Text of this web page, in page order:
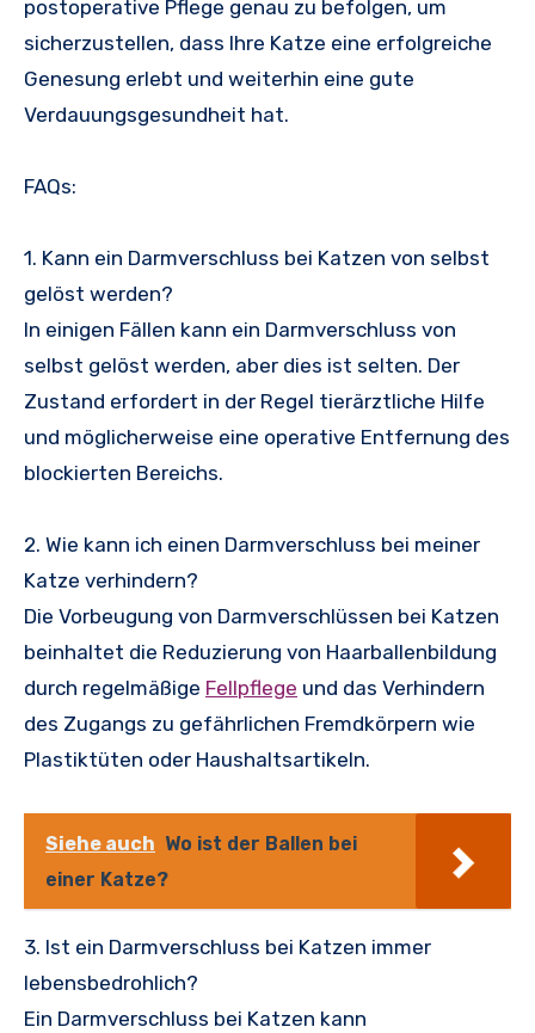
postoperative Pflege genau zu befolgen, um
sicherzustellen, dass Ihre Katze eine erfolgreiche
Genesung erlebt und weiterhin eine gute
Verdauungsgesundheit hat.
FAQs:
1. Kann ein Darmverschluss bei Katzen von selbst
gelöst werden?
In einigen Fällen kann ein Darmverschluss von
selbst gelöst werden, aber dies ist selten. Der
Zustand erfordert in der Regel tierärztliche Hilfe
und möglicherweise eine operative Entfernung des
blockierten Bereichs.
2. Wie kann ich einen Darmverschluss bei meiner
Katze verhindern?
Die Vorbeugung von Darmverschlüssen bei Katzen
beinhaltet die Reduzierung von Haarballenbildung
durch regelmäßige Fellpflege und das Verhindern
des Zugangs zu gefährlichen Fremdkörpern wie
Plastiktüten oder Haushaltsartikeln.
Siehe auch Wo ist der Ballen bei
einer Katze?
3. Ist ein Darmverschluss bei Katzen immer
lebensbedrohlich?
Ein Darmverschluss bei Katzen kann